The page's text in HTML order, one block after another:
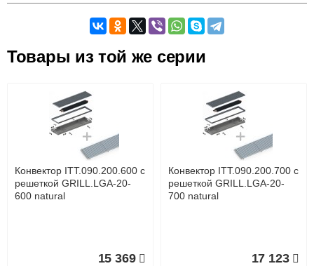
Оставьте отзыв
Доставка сантехники по Москве и Московской области
Наличный расчёт
Банковской картой на сайте в режиме реального
времени
Банковской картой при получении товара как при
доставке, так и самовывозом
Интернет-деньгами (Yandex-деньги, Web-money,
Qiwi-кошельки и другие).
Безналичный расчёт (возможно и с НДС)
Товары из той же серии
Конвектор ITT.090.200.600 с
решеткой GRILL.LGA-20-
600 natural
15 369
Конвектор ITT.090.200.700 с
решеткой GRILL.LGA-20-
700 natural
17 123